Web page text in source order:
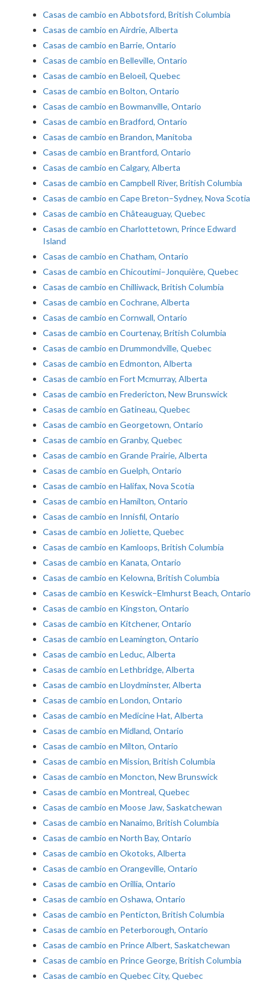
Casas de cambio en Abbotsford, British Columbia
Casas de cambio en Airdrie, Alberta
Casas de cambio en Barrie, Ontario
Casas de cambio en Belleville, Ontario
Casas de cambio en Beloeil, Quebec
Casas de cambio en Bolton, Ontario
Casas de cambio en Bowmanville, Ontario
Casas de cambio en Bradford, Ontario
Casas de cambio en Brandon, Manitoba
Casas de cambio en Brantford, Ontario
Casas de cambio en Calgary, Alberta
Casas de cambio en Campbell River, British Columbia
Casas de cambio en Cape Breton–Sydney, Nova Scotia
Casas de cambio en Châteauguay, Quebec
Casas de cambio en Charlottetown, Prince Edward
Island
Casas de cambio en Chatham, Ontario
Casas de cambio en Chicoutimi–Jonquière, Quebec
Casas de cambio en Chilliwack, British Columbia
Casas de cambio en Cochrane, Alberta
Casas de cambio en Cornwall, Ontario
Casas de cambio en Courtenay, British Columbia
Casas de cambio en Drummondville, Quebec
Casas de cambio en Edmonton, Alberta
Casas de cambio en Fort Mcmurray, Alberta
Casas de cambio en Fredericton, New Brunswick
Casas de cambio en Gatineau, Quebec
Casas de cambio en Georgetown, Ontario
Casas de cambio en Granby, Quebec
Casas de cambio en Grande Prairie, Alberta
Casas de cambio en Guelph, Ontario
Casas de cambio en Halifax, Nova Scotia
Casas de cambio en Hamilton, Ontario
Casas de cambio en Innisfil, Ontario
Casas de cambio en Joliette, Quebec
Casas de cambio en Kamloops, British Columbia
Casas de cambio en Kanata, Ontario
Casas de cambio en Kelowna, British Columbia
Casas de cambio en Keswick–Elmhurst Beach, Ontario
Casas de cambio en Kingston, Ontario
Casas de cambio en Kitchener, Ontario
Casas de cambio en Leamington, Ontario
Casas de cambio en Leduc, Alberta
Casas de cambio en Lethbridge, Alberta
Casas de cambio en Lloydminster, Alberta
Casas de cambio en London, Ontario
Casas de cambio en Medicine Hat, Alberta
Casas de cambio en Midland, Ontario
Casas de cambio en Milton, Ontario
Casas de cambio en Mission, British Columbia
Casas de cambio en Moncton, New Brunswick
Casas de cambio en Montreal, Quebec
Casas de cambio en Moose Jaw, Saskatchewan
Casas de cambio en Nanaimo, British Columbia
Casas de cambio en North Bay, Ontario
Casas de cambio en Okotoks, Alberta
Casas de cambio en Orangeville, Ontario
Casas de cambio en Orillia, Ontario
Casas de cambio en Oshawa, Ontario
Casas de cambio en Penticton, British Columbia
Casas de cambio en Peterborough, Ontario
Casas de cambio en Prince Albert, Saskatchewan
Casas de cambio en Prince George, British Columbia
Casas de cambio en Quebec City, Quebec